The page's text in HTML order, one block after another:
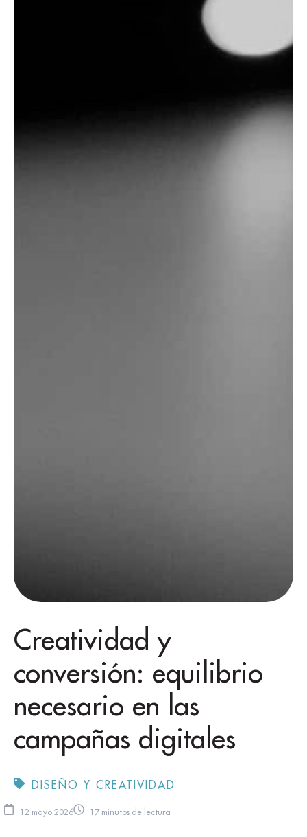
Creatividad y
conversión: equilibrio
necesario en las
campañas digitales
DISEÑO Y CREATIVIDAD
12 mayo 2026 17 minutos de lectura